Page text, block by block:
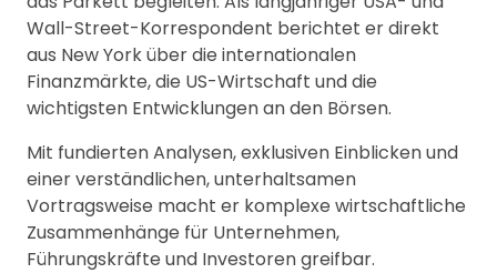
Wall-Street-Korrespondent berichtet er direkt
aus New York über die internationalen
Finanzmärkte, die US-Wirtschaft und die
wichtigsten Entwicklungen an den Börsen.
Mit fundierten Analysen, exklusiven Einblicken und
einer verständlichen, unterhaltsamen
Vortragsweise macht er komplexe wirtschaftliche
Zusammenhänge für Unternehmen,
Führungskräfte und Investoren greifbar.